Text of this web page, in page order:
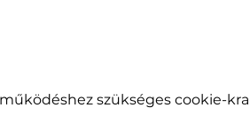
szükséges cookie-